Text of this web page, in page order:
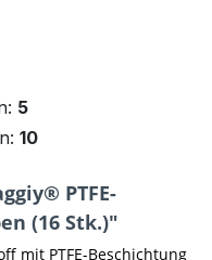
5
10
PTFE-
(16 Stk.)"
mit PTFE-Beschichtung